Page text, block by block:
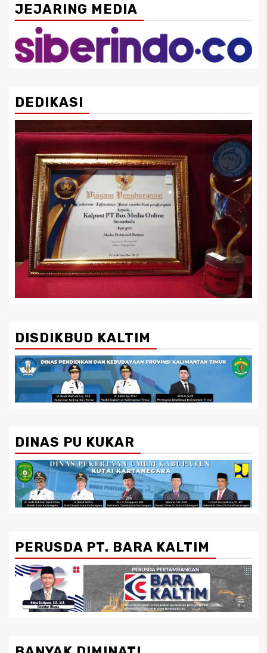
JEJARING MEDIA
DEDIKASI
DISDIKBUD KALTIM
DINAS PU KUKAR
PERUSDA PT. BARA KALTIM